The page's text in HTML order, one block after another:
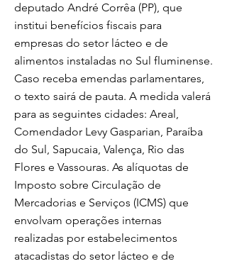
deputado André Corrêa (PP), que
institui benefícios fiscais para
empresas do setor lácteo e de
alimentos instaladas no Sul fluminense.
Caso receba emendas parlamentares,
o texto sairá de pauta. A medida valerá
para as seguintes cidades: Areal,
Comendador Levy Gasparian, Paraíba
do Sul, Sapucaia, Valença, Rio das
Flores e Vassouras. As alíquotas de
Imposto sobre Circulação de
Mercadorias e Serviços (ICMS) que
envolvam operações internas
realizadas por estabelecimentos
atacadistas do setor lácteo e de